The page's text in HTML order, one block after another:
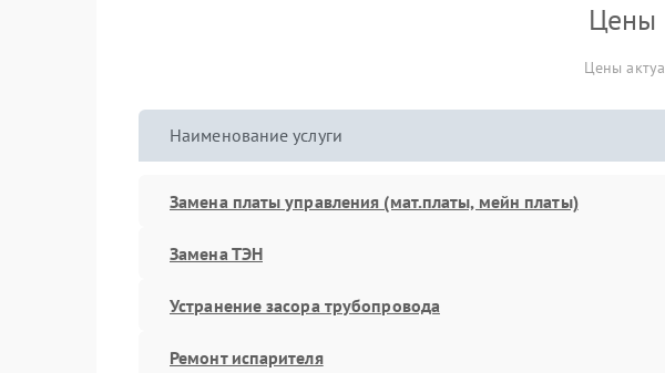
Цены
Цены
Наименование услуги
Замена платы управления (мат.платы, мейн платы)
Замена ТЭН
Устранение засора трубопровода
Ремонт испарителя